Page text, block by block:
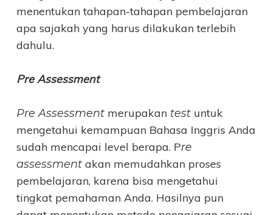
menentukan tahapan-tahapan pembelajaran
apa sajakah yang harus dilakukan terlebih
dahulu.
Pre Assessment
Pre Assessment merupakan test untuk
mengetahui kemampuan Bahasa Inggris Anda
sudah mencapai level berapa. Pre
assessment akan memudahkan proses
pembelajaran, karena bisa mengetahui
tingkat pemahaman Anda. Hasilnya pun